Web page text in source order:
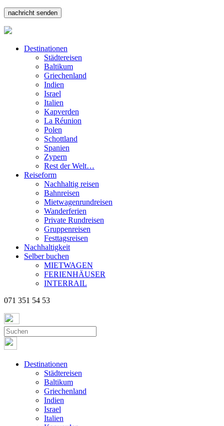
Destinationen
Städtereisen
Baltikum
Griechenland
Indien
Israel
Italien
Kapverden
La Réunion
Polen
Schottland
Spanien
Zypern
Rest der Welt…
Reiseform
Nachhaltig reisen
Bahnreisen
Mietwagenrundreisen
Wanderferien
Private Rundreisen
Gruppenreisen
Festtagsreisen
Nachhaltigkeit
Selber buchen
MIETWAGEN
FERIENHÄUSER
INTERRAIL
071 351 54 53
Destinationen
Städtereisen
Baltikum
Griechenland
Indien
Israel
Italien